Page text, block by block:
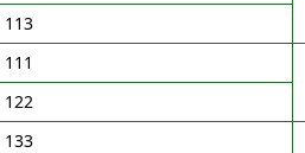
113
111
122
133